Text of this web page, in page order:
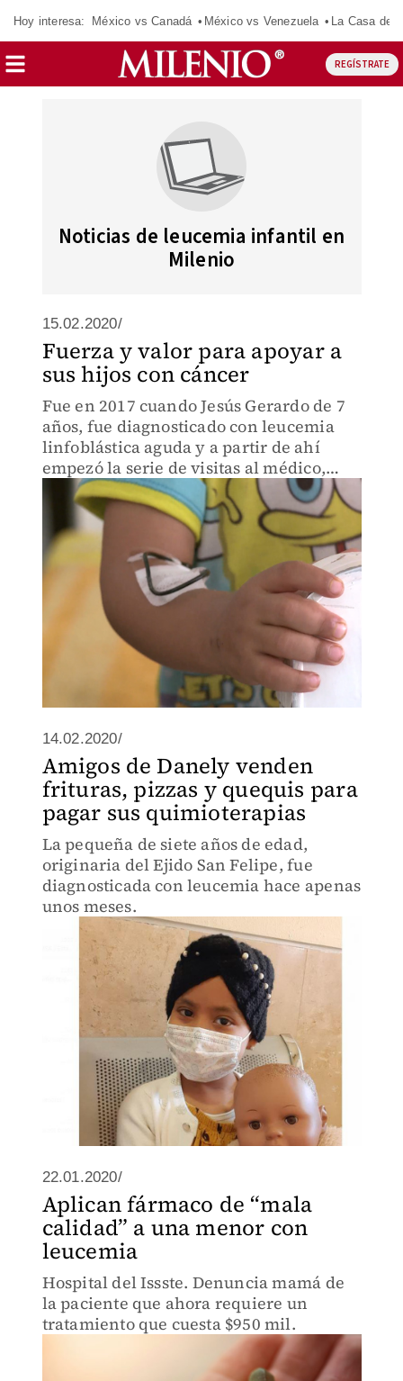
Hoy interesa: México vs Canadá México vs Venezuela La Casa de
REGÍSTRATE
Noticias de leucemia infantil en
Milenio
15.02.2020/
Fuerza y valor para apoyar a
sus hijos con cáncer
Fue en 2017 cuando Jesús Gerardo de 7
años, fue diagnosticado con leucemia
linfoblástica aguda y a partir de ahí
empezó la serie de visitas al médico,
hospitalización y tratamientos.
14.02.2020/
Amigos de Danely venden
frituras, pizzas y quequis para
pagar sus quimioterapias
La pequeña de siete años de edad,
originaria del Ejido San Felipe, fue
diagnosticada con leucemia hace apenas
unos meses.
22.01.2020/
Aplican fármaco de “mala
calidad” a una menor con
leucemia
Hospital del Issste. Denuncia mamá de
la paciente que ahora requiere un
tratamiento que cuesta $950 mil.